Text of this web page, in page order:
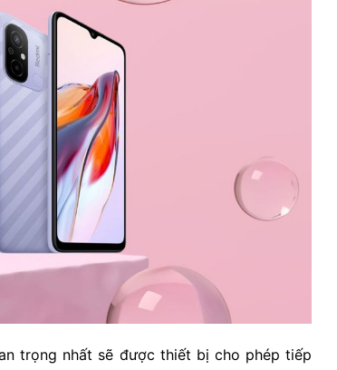
trọng nhất sẽ được thiết bị cho phép tiếp